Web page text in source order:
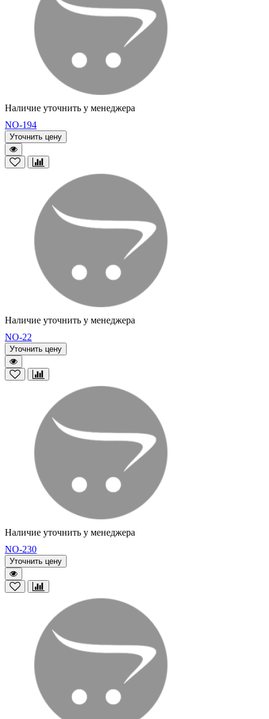
Наличие уточнить у менеджера
NO-194
Уточнить цену
Наличие уточнить у менеджера
NO-22
Уточнить цену
Наличие уточнить у менеджера
NO-230
Уточнить цену